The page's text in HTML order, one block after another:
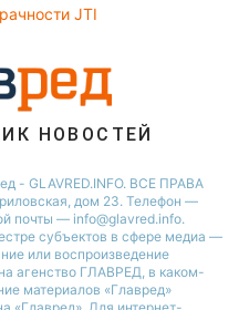
JTI
НОВОСТЕЙ
- GLAVRED.INFO. ВСЕ ПРАВА
дом 23. Телефон —
почты — info@glavred.info.
cубъектов в сфере медиа —
или воспроизведение
агенство ГЛАВРЕД, в каком-
материалов «Главред»